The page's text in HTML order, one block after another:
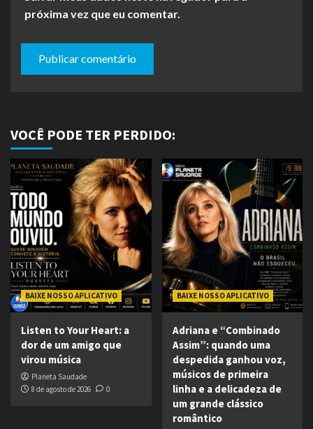
próxima vez que eu comentar.
VOCÊ PODE TER PERDIDO:
BAIXE NOSSO APLICATIVO
Listen to Your Heart: a
dor de um amigo que
virou música
Planeta Saudade
8 de agosto de 2026
0
BAIXE NOSSO APLICATIVO
Adriana e “Combinado
Assim”: quando uma
despedida ganhou voz,
músicos de primeira
linha e a delicadeza de
um grande clássico
romântico